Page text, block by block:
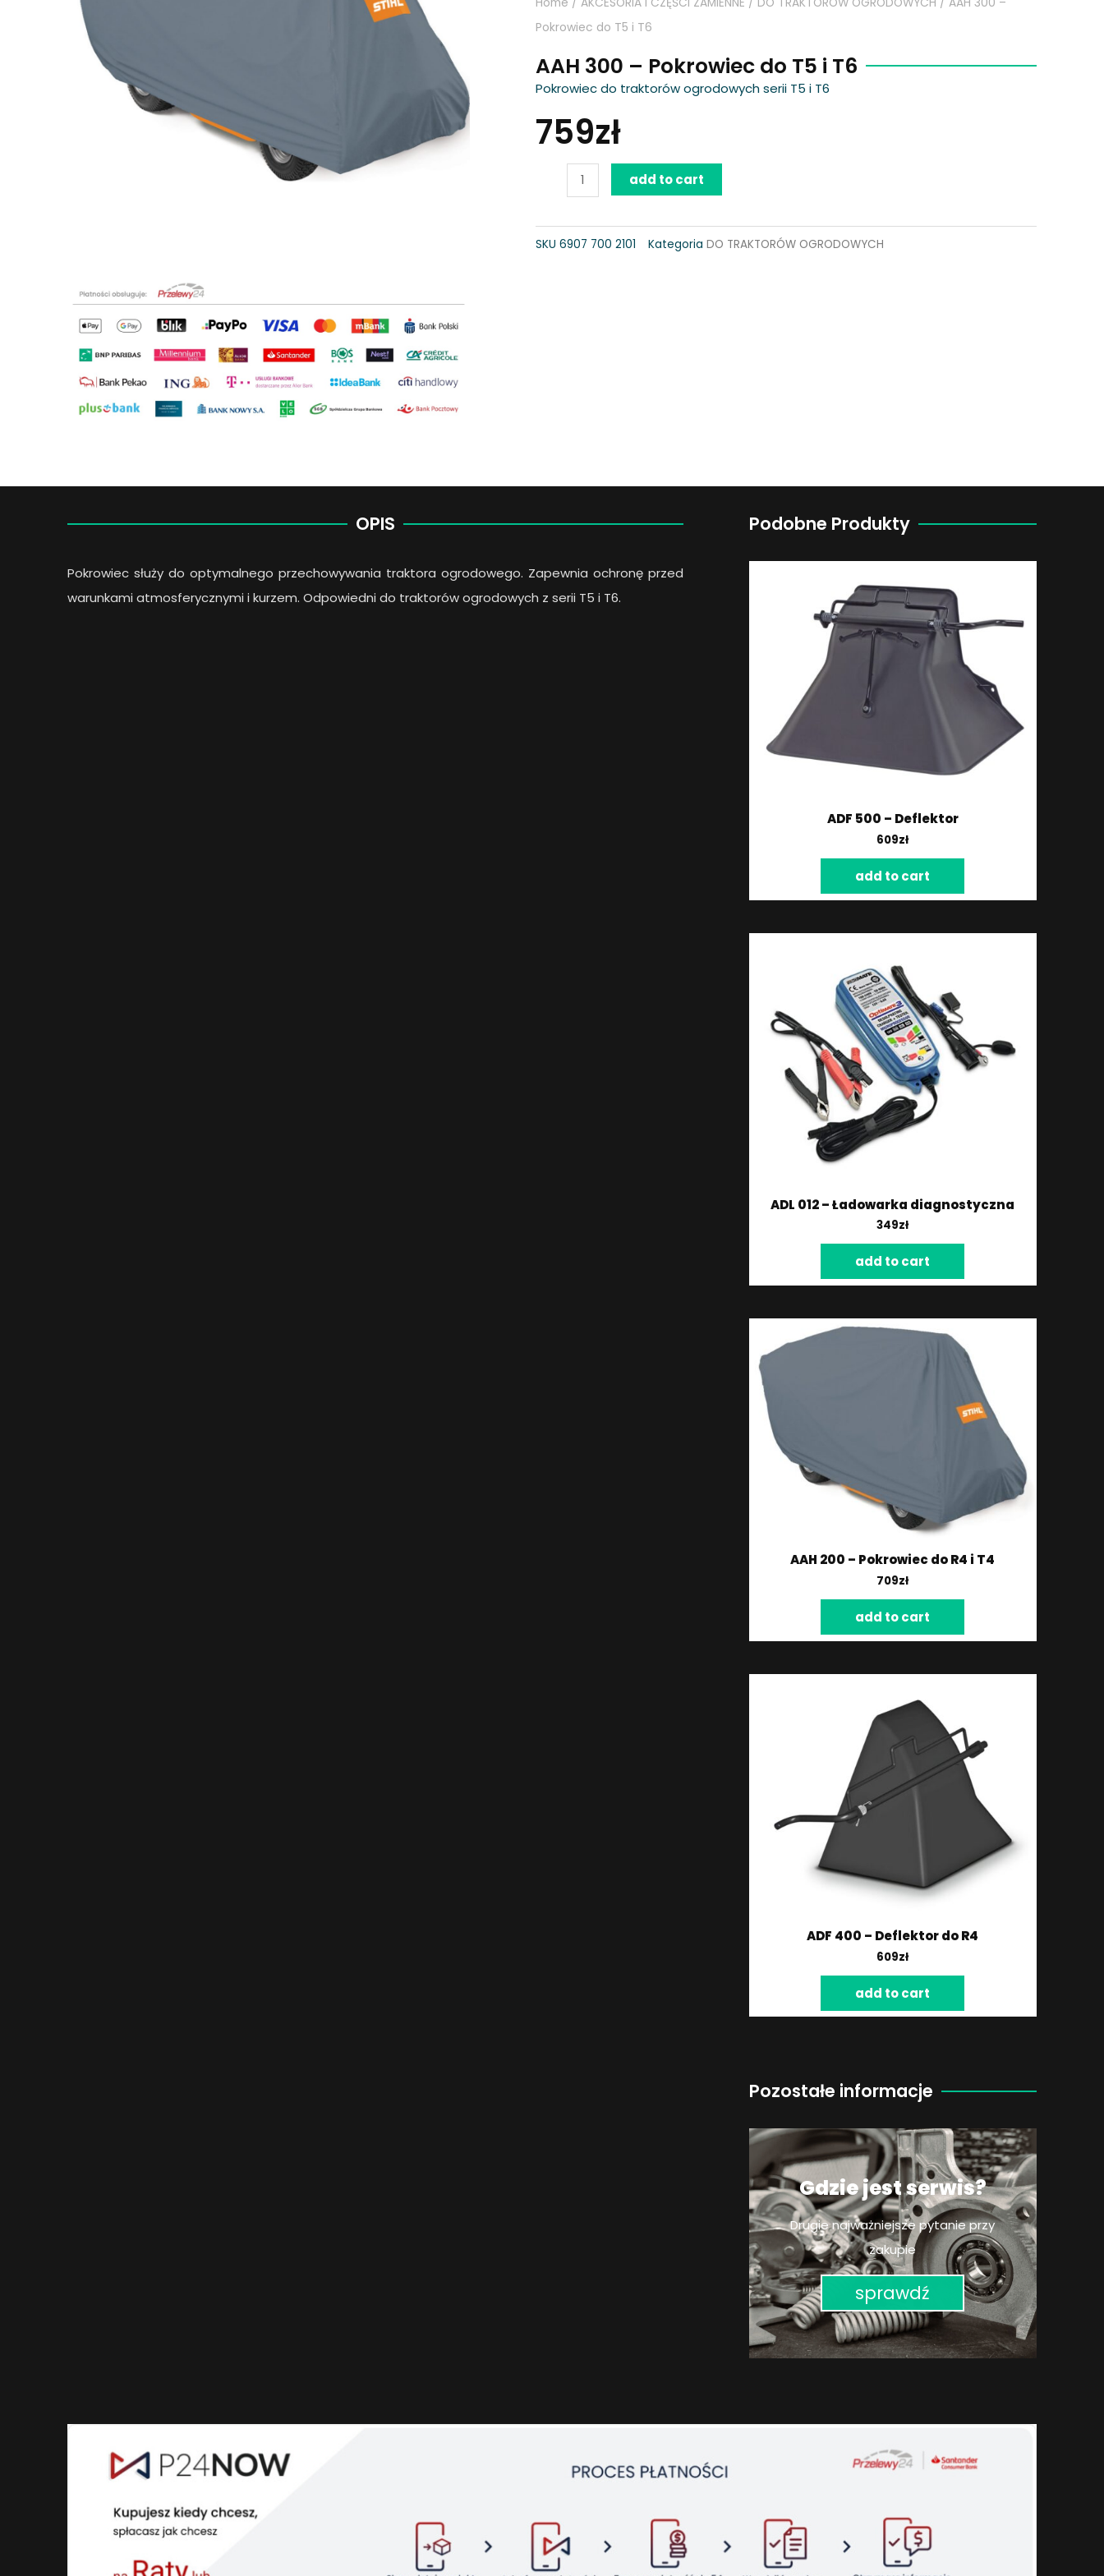
Pokrowiec do T5 i T6
AAH 300 – Pokrowiec do T5 i T6
Pokrowiec do traktorów ogrodowych serii T5 i T6
759zł
-
Pokrowiec
add to cart
SKU 6907 700 2101 Kategoria DO TRAKTORÓW OGRODOWYCH
OPIS
Pokrowiec służy do optymalnego przechowywania traktora ogrodowego. Zapewnia ochronę przed
warunkami atmosferycznymi i kurzem. Odpowiedni do traktorów ogrodowych z serii T5 i T6.
Podobne Produkty
ADF 500 – Deflektor
609zł
add to cart
ADL 012 – Ładowarka diagnostyczna
349zł
add to cart
AAH 200 – Pokrowiec do R4 i T4
709zł
add to cart
ADF 400 – Deflektor do R4
609zł
add to cart
Pozostałe informacje
Gdzie jest serwis?
Drugie najważniejsze pytanie przy
zakupie
sprawdź